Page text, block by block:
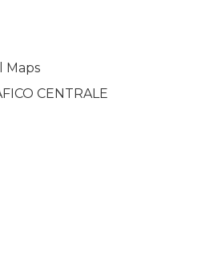
Maps
CENTRALE